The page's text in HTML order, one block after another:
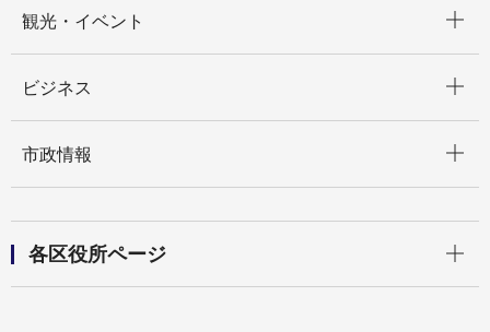
観光・イベント
ビジネス
市政情報
各区役所ページ